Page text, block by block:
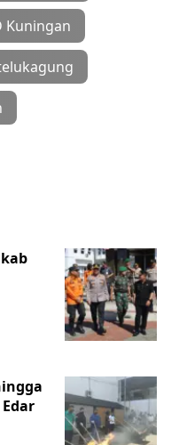
Kuningan